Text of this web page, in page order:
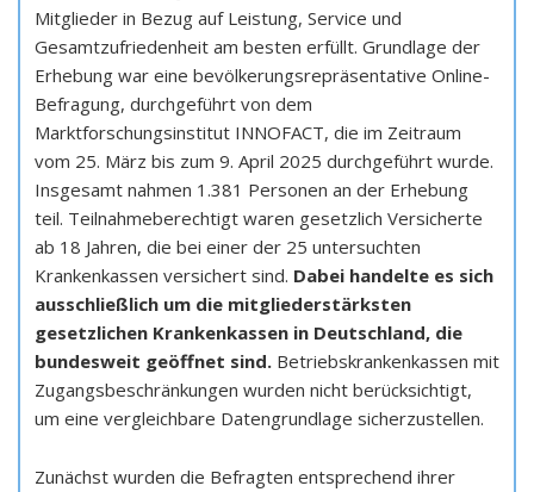
Mitglieder in Bezug auf Leistung, Service und
Gesamtzufriedenheit am besten erfüllt. Grundlage der
Erhebung war eine bevölkerungsrepräsentative Online-
Befragung, durchgeführt von dem
Marktforschungsinstitut INNOFACT, die im Zeitraum
vom 25. März bis zum 9. April 2025 durchgeführt wurde.
Insgesamt nahmen 1.381 Personen an der Erhebung
teil. Teilnahmeberechtigt waren gesetzlich Versicherte
ab 18 Jahren, die bei einer der 25 untersuchten
Krankenkassen versichert sind. Dabei handelte es sich
ausschließlich um die mitgliederstärksten
gesetzlichen Krankenkassen in Deutschland, die
bundesweit geöffnet sind. Betriebskrankenkassen mit
Zugangsbeschränkungen wurden nicht berücksichtigt,
um eine vergleichbare Datengrundlage sicherzustellen.
Zunächst wurden die Befragten entsprechend ihrer